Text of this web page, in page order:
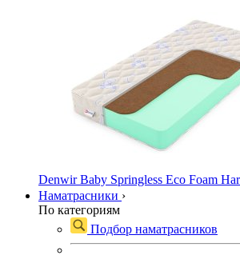
Denwir Baby Springless Eco Foam
Наматрасники ›
По категориям
Подбор наматрасников